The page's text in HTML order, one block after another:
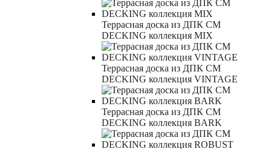
Террасная доска из ДПК CM
DECKING коллекция MIX
Террасная доска из ДПК CM
DECKING коллекция VINTAGE
Террасная доска из ДПК CM
DECKING коллекция BARK